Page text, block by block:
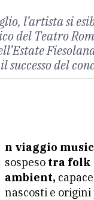
l’artista si
del Teatro
successo del
Un viaggio
sospeso tra folk
ambient,
nascosti e